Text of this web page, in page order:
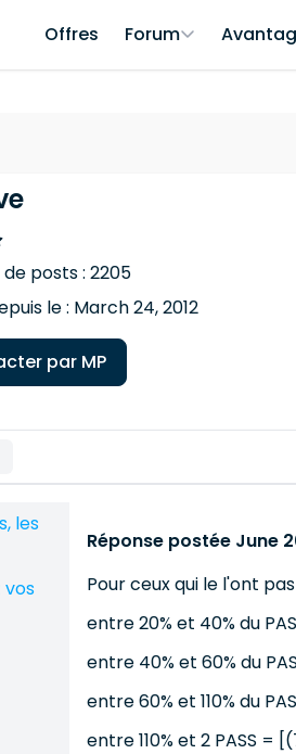
Offres Forum
posts : 2205
le : March 24, 2012
par MP
les
vos
Réponse postée June
Pour ceux qui le l'ont
entre 20% et 40% du
entre 40% et 60% du
entre 60% et 110% du
entre 110% et 2 PASS =